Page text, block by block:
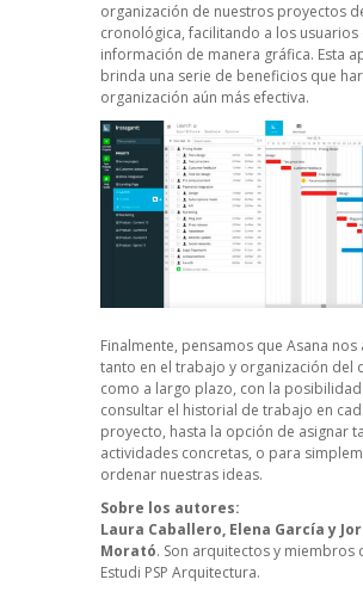
organización de nuestros proyectos
cronológica, facilitando a los
información de manera gráfica. Esta
brinda una serie de beneficios que
organización aún más efectiva.
Finalmente, pensamos que Asana nos
tanto en el trabajo y organización del
como a largo plazo, con la
consultar el historial de trabajo en
proyecto, hasta la opción de asignar
actividades concretas, o para
ordenar nuestras ideas.
Sobre los autores:
Laura Caballero, Elena García y
Morató. Son arquitectos y miembros
Estudi PSP Arquitectura.